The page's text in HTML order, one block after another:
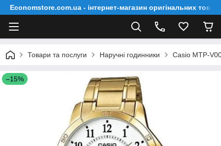
Economstore.com.ua - інтернет-магазин оригінальних
Товари та послуги Наручні годинники Casio MTP-
–15%